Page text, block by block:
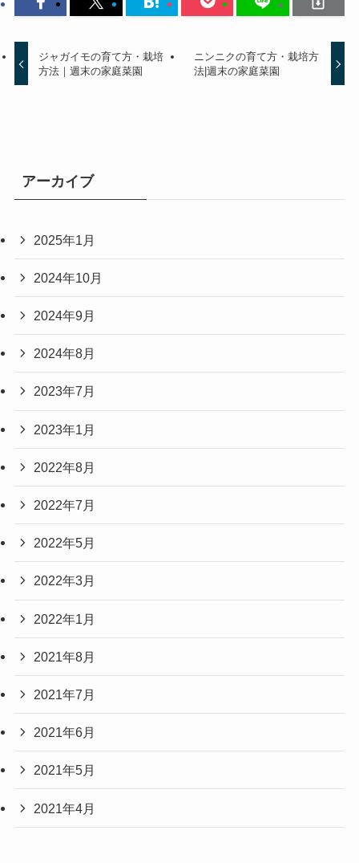
ジャガイモの育て方・栽培
方法｜週末の家庭菜園
ニンニクの育て方・栽培方
法|週末の家庭菜園
アーカイブ
2025年1月
2024年10月
2024年9月
2024年8月
2023年7月
2023年1月
2022年8月
2022年7月
2022年5月
2022年3月
2022年1月
2021年8月
2021年7月
2021年6月
2021年5月
2021年4月